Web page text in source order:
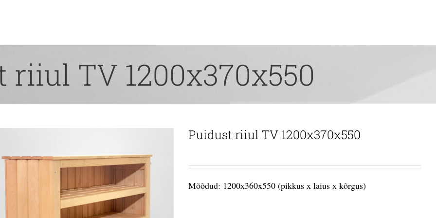
riiul TV 1200x370x550
Puidust riiul TV 1200x370x550
Mõõdud: 1200x360x550 (pikkus x laius x kõrgus)